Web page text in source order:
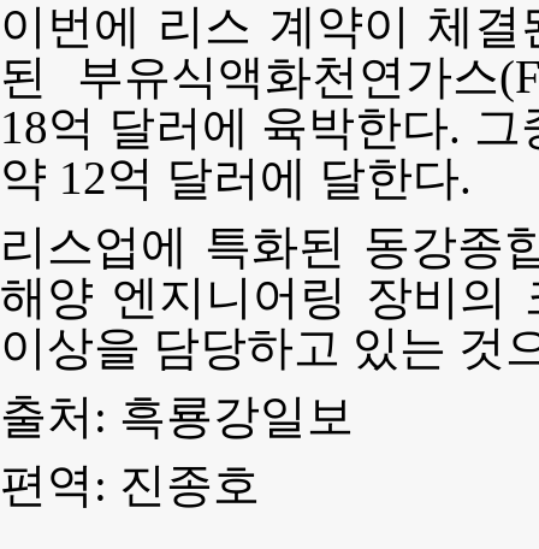
이번에 리스 계약이 체
된 부유식액화천연가스
18억 달러에 육박한다.
약 12억 달러에 달한다.
리스업에 특화된 동강종
해양 엔지니어링 장비의
이상을 담당하고 있는 것
출처: 흑룡강일보
편역: 진종호